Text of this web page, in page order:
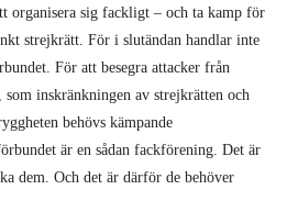
organisera sig fackligt – och ta kamp för
strejkrätt. För i slutändan handlar inte
För att besegra attacker från
som inskränkningen av strejkrätten och
behövs kämpande
är en sådan fackförening. Det är
dem. Och det är därför de behöver